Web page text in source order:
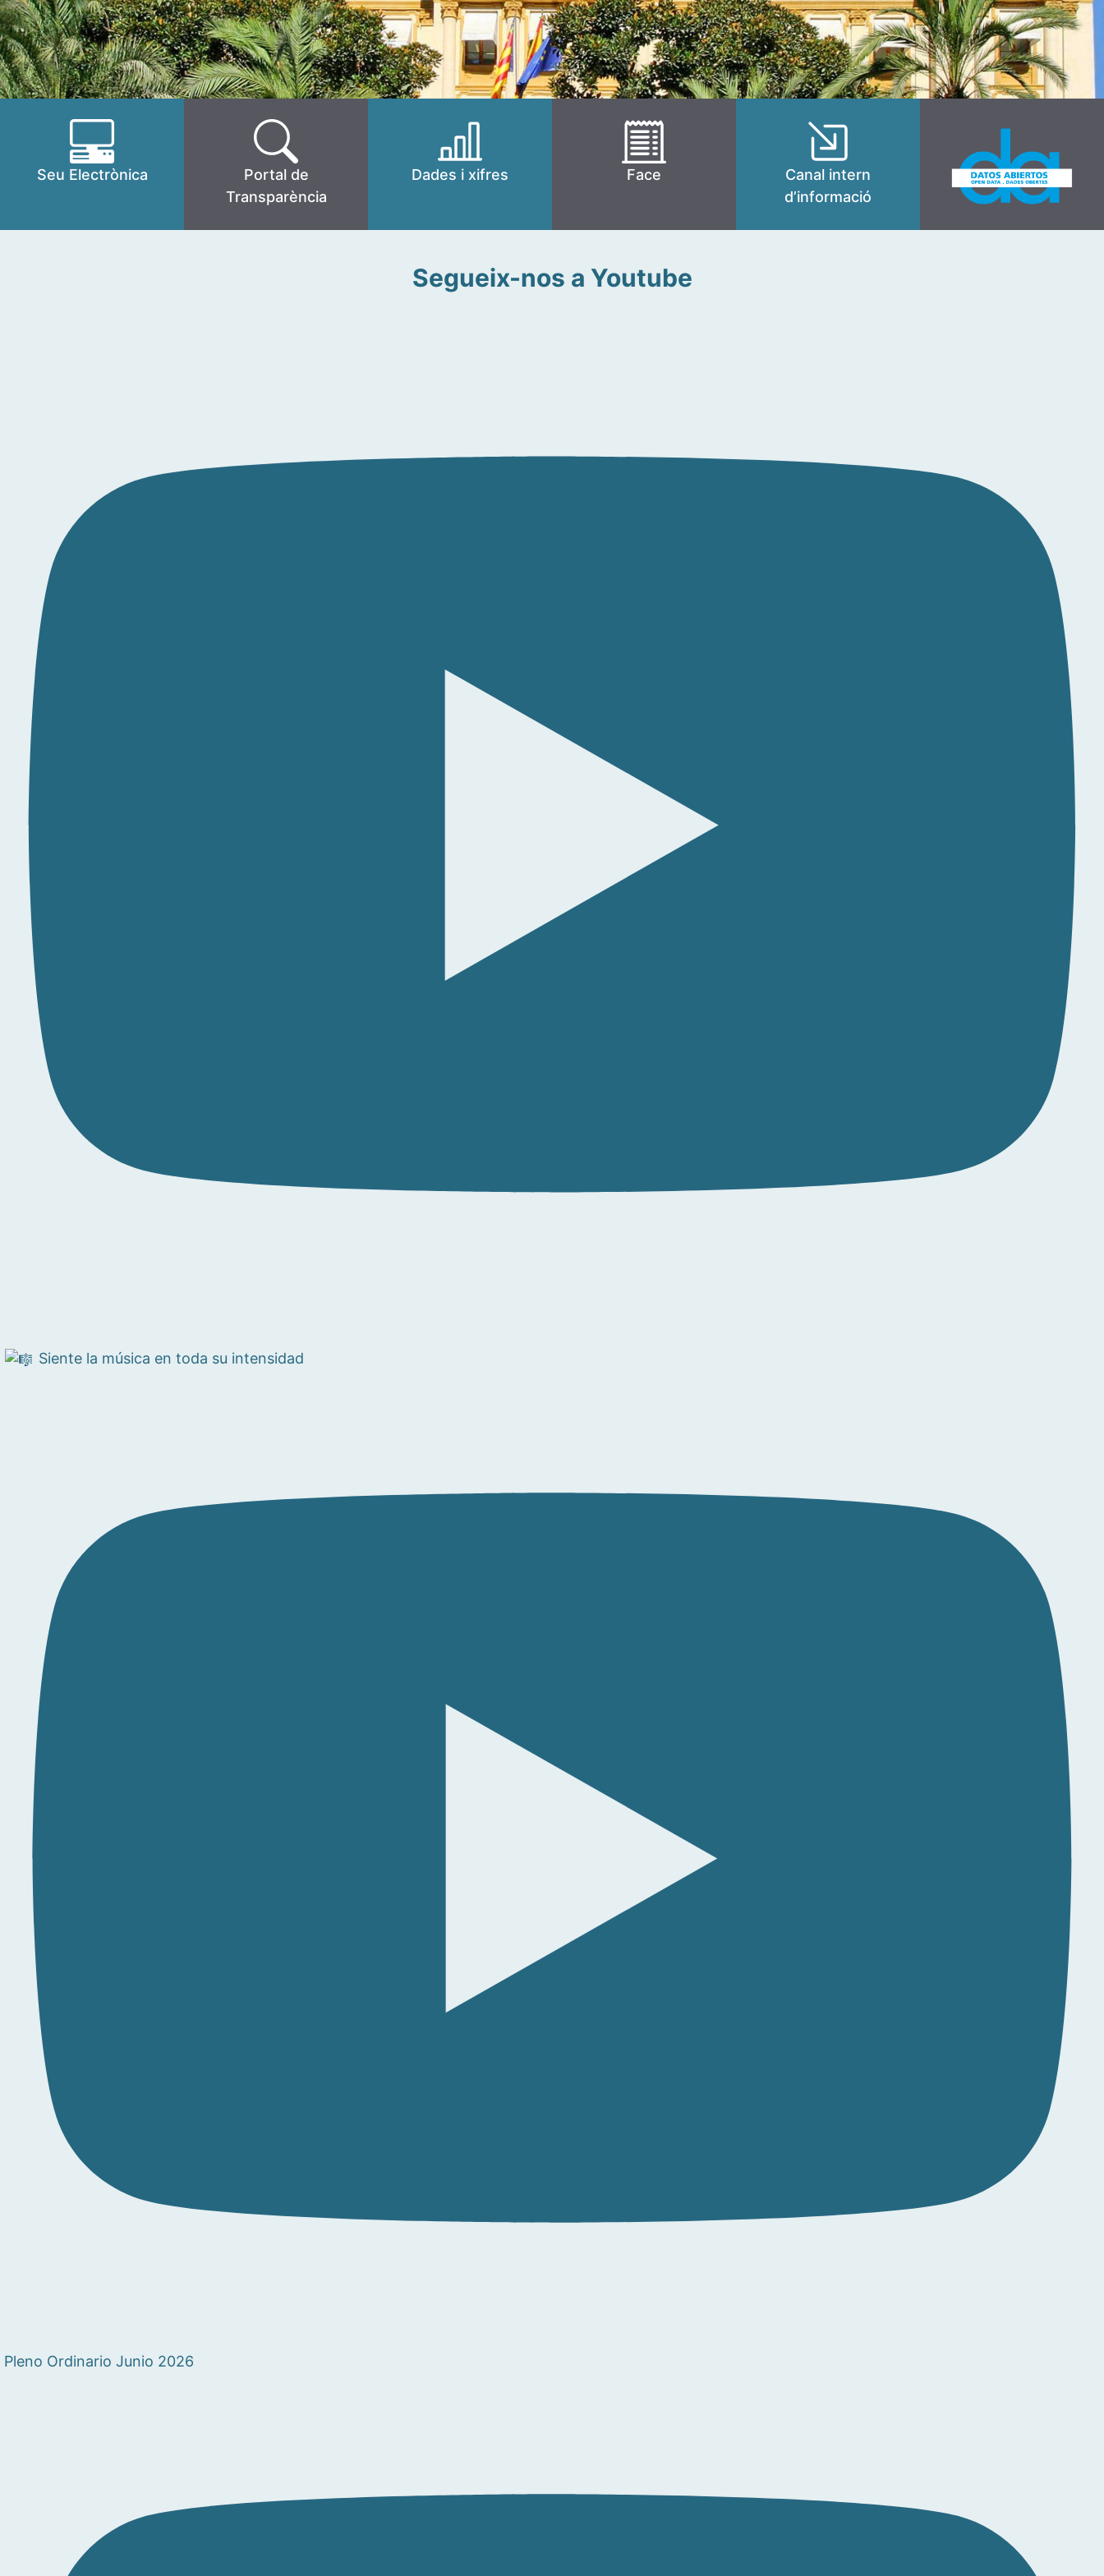
Seu Electrònica
Portal de
Transparència
Dades i xifres Face
Canal intern
d’informació
Segueix-nos a Youtube
Siente la música en toda su intensidad
Pleno Ordinario Junio 2026